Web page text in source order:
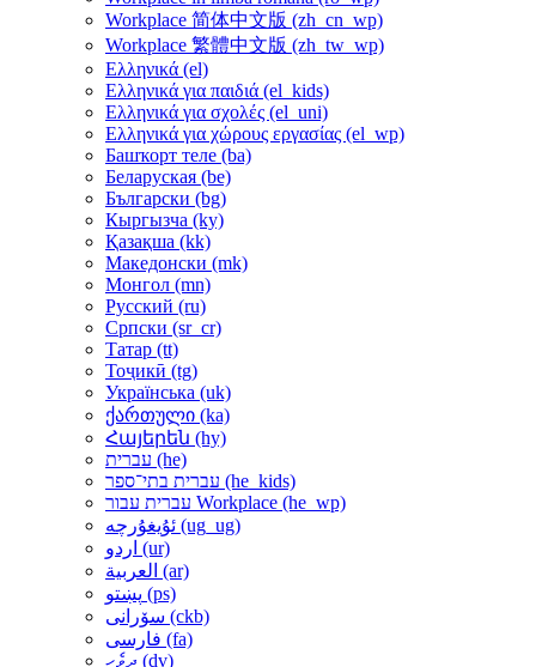
Workplace 简体中文版 ‎(zh_cn_wp)‎
Workplace 繁體中文版 ‎(zh_tw_wp)‎
Ελληνικά ‎(el)‎
Ελληνικά για παιδιά ‎(el_kids)‎
Ελληνικά για σχολές ‎(el_uni)‎
Ελληνικά για χώρους εργασίας ‎(el_wp)‎
Башҡорт теле ‎(ba)‎
Беларуская ‎(be)‎
Български ‎(bg)‎
Кыргызча ‎(ky)‎
Қазақша ‎(kk)‎
Македонски ‎(mk)‎
Монгол ‎(mn)‎
Русский ‎(ru)‎
Српски ‎(sr_cr)‎
Татар ‎(tt)‎
Тоҷикӣ ‎(tg)‎
Українська ‎(uk)‎
ქართული ‎(ka)‎
Հայերեն ‎(hy)‎
עברית ‎(he)‎
עברית בתי־ספר ‎(he_kids)‎
עברית עבור Workplace ‎(he_wp)‎
ئۇيغۇرچە ‎(ug_ug)‎
اردو ‎(ur)‎
العربية ‎(ar)‎
پښتو ‎(ps)‎
سۆرانی ‎(ckb)‎
فارسی ‎(fa)‎
ދިވެހި ‎(dv)‎